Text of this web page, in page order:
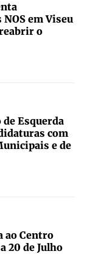
em Viseu
o
de Esquerda
com
e de
ao Centro
20 de Julho